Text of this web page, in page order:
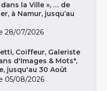
la Ville », … de
à Namur, jusqu’au
28/07/2026
Coiffeur, Galeriste
d'Images & Mots",
jusqu'au 30 Août
05/08/2026